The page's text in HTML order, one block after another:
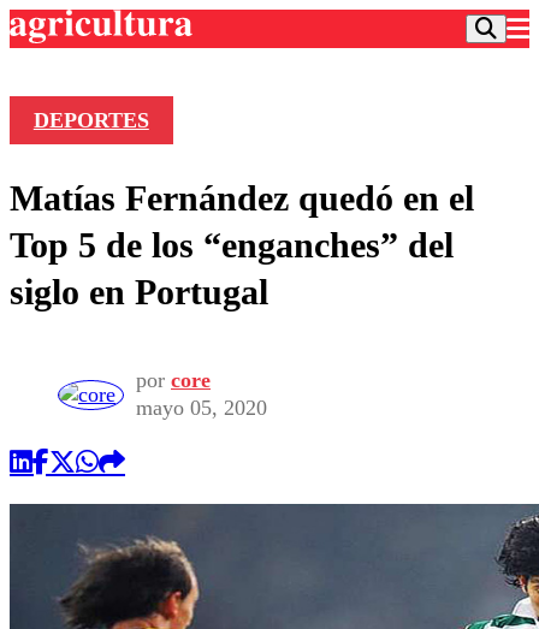
Frecuencias
Agricultura TV
Deportes
Colo Colo
Seleccion Chilena
Torneo Internacional
Entretención
Economía
Internacional
Publicaciones en medios
Opinión
DEPORTES
Matías Fernández quedó en el
Top 5 de los “enganches” del
siglo en Portugal
por core
mayo 05, 2020